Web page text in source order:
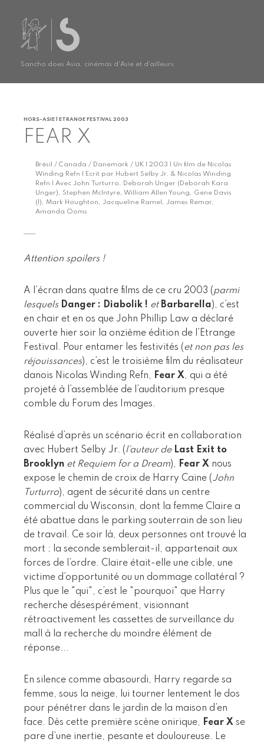
Sancho does Asia, cinémas d'Asie et d'ailleurs
HORS-ASIE | ETRANGE FESTIVAL 2003
FEAR X
Brésil / Canada / Danemark / UK | 2003 | Un film de Nicolas
Winding Refn | Ecrit par Hubert Selby Jr. & Nicolas Winding
Refn | Avec John Turturro, Deborah Unger (Deborah Kara
Unger), Stephen McIntyre, William Allen Young, Gene Davis
(I), Mark Houghton, Jacqueline Ramel, James Remar,
Amanda Ooms
Attention spoilers !
A l’écran dans quatre films de ce cru 2003 (parmi
lesquels Danger : Diabolik ! et Barbarella), c’est
en chair et en os que John Phillip Law a déclaré
ouverte hier soir la onzième édition de l’Etrange
Festival. Pour entamer les festivités (et non pas les
réjouissances), c’est le troisième film du réalisateur
danois Nicolas Winding Refn,
Fear X, qui a été
projeté à l’assemblée de l’auditorium presque
comble du Forum des Images.
Réalisé d’après un scénario écrit en collaboration
avec Hubert Selby Jr. (l’auteur de Last Exit to
Brooklyn et Requiem for a Dream), Fear X nous
expose le chemin de croix de Harry Caine (John
Turturro), agent de sécurité dans un centre
commercial du Wisconsin, dont la femme Claire a
été abattue dans le parking souterrain de son lieu
de travail. Ce soir là, deux personnes ont trouvé la
mort ; la seconde semblerait-il, appartenait aux
forces de l’ordre. Claire était-elle une cible, une
victime d’opportunité ou un dommage collatéral ?
Plus que le "qui", c’est le "pourquoi" que Harry
recherche désespérément, visionnant
rétroactivement les cassettes de surveillance du
mall à la recherche du moindre élément de
réponse...
En silence comme abasourdi, Harry regarde sa
femme, sous la neige, lui tourner lentement le dos
pour pénétrer dans le jardin de la maison d’en
face. Dès cette première scène onirique,
Fear X se
pare d’une inertie, pesante et douloureuse. Le